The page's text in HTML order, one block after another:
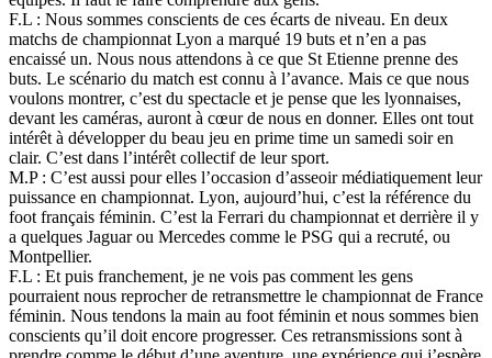
F.L : Nous sommes conscients de ces écarts de niveau. En deux
matchs de championnat Lyon a marqué 19 buts et n’en a pas
encaissé un. Nous nous attendons à ce que St Etienne prenne des
buts. Le scénario du match est connu à l’avance. Mais ce que nous
voulons montrer, c’est du spectacle et je pense que les lyonnaises,
devant les caméras, auront à cœur de nous en donner. Elles ont tout
intérêt à développer du beau jeu en prime time un samedi soir en
clair. C’est dans l’intérêt collectif de leur sport.
M.P : C’est aussi pour elles l’occasion d’asseoir médiatiquement leur
puissance en championnat. Lyon, aujourd’hui, c’est la référence du
foot français féminin. C’est la Ferrari du championnat et derrière il y
a quelques Jaguar ou Mercedes comme le PSG qui a recruté, ou
Montpellier.
F.L : Et puis franchement, je ne vois pas comment les gens
pourraient nous reprocher de retransmettre le championnat de France
féminin. Nous tendons la main au foot féminin et nous sommes bien
conscients qu’il doit encore progresser. Ces retransmissions sont à